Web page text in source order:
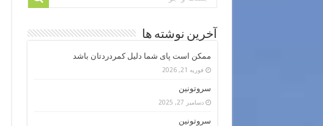
آخرین نوشته ها
ممکن است پای شما دلیل کمردردتان باشد
فوریه 21, 2026
سروتونین
دسامبر 27, 2025
سروتونین